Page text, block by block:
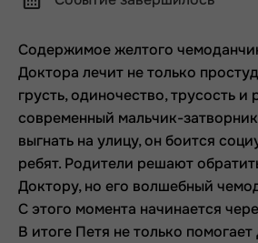
Содержимое желтого
Доктора лечит не только
грусть, одиночество, трусость и
современный мальчик-
выгнать на улицу, он боится
ребят. Родители решают
Доктору, но его волшебный
С этого момента начинается
В итоге Петя не только